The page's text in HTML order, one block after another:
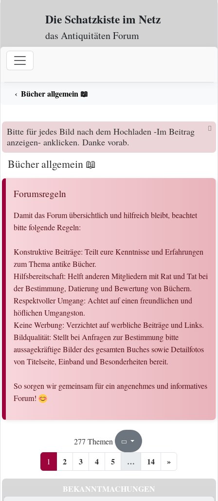
Zum Inhalt
Die Schatzkiste im Netz
das Antiquitäten Forum
Bücher allgemein 📖
Bitte für jedes Bild nach dem Hochladen -Im Beitrag
anzeigen- anklicken. Danke vorab.
Bücher allgemein 📖
Forumsregeln
Damit das Forum übersichtlich und hilfreich bleibt, beachtet
bitte folgende Regeln:
Konstruktive Beiträge: Teilt eure Kenntnisse und Erfahrungen
zum Thema antike Bücher.
Hilfsbereitschaft: Helft anderen Mitgliedern mit Rat und Tat bei
der Bestimmung, Datierung und Bewertung von Büchern.
Respektvoller Umgang: Achtet auf einen freundlichen und
höflichen Umgangston.
Keine Werbung: Verzichtet auf werbliche Beiträge und Links.
Bildqualität: Stellt bei Anfragen zur Bestimmung bitte
aussagekräftige Bilder des gesamten Buches sowie Detailfotos
von Titelseite, Einband und Besonderheiten bereit.
So sorgen wir gemeinsam für ein angenehmes und informatives
Forum!
277 Themen Seite1
1 2 3 4 5 … 14 »
BEKANNTMACHUNGEN